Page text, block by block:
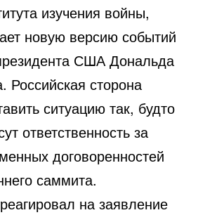
изучения войны,
новую версию событий
США Дональда
Российская сторона
ситуацию так, будто
ответственность за
договоренностей
саммита.
на заявление